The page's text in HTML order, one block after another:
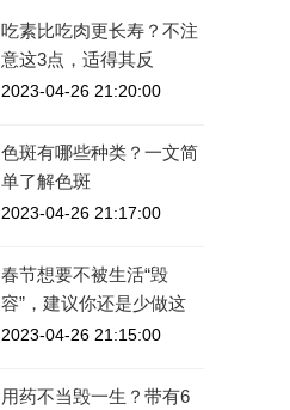
吃素比吃肉更长寿？不注
意这3点，适得其反
2023-04-26 21:20:00
色斑有哪些种类？一文简
单了解色斑
2023-04-26 21:17:00
春节想要不被生活“毁
容”，建议你还是少做这
2023-04-26 21:15:00
用药不当毁一生？带有6